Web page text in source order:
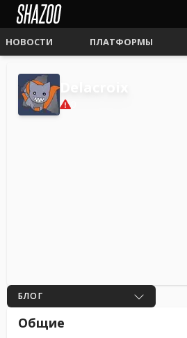
НОВОСТИ ПЛАТФОРМЫ
БЛОГ
Общие